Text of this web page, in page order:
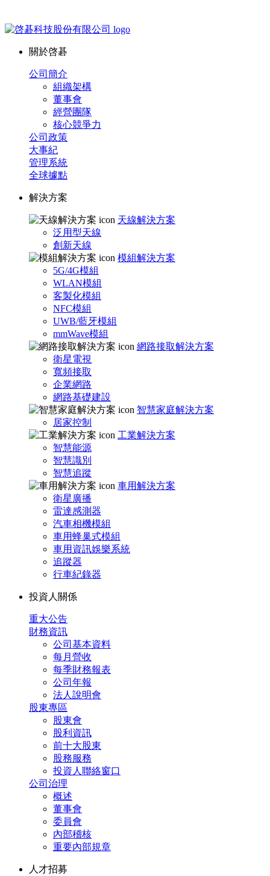
關於啓碁
公司簡介
組織架構
董事會
經營團隊
核心競爭力
公司政策
大事紀
管理系統
全球據點
解決方案
天線解決方案
泛用型天線
創新天線
模組解決方案
5G/4G模組
WLAN模組
客製化模組
NFC模組
UWB/藍牙模組
mmWave模組
網路接取解決方案
衛星電視
寬頻接取
企業網路
網路基礎建設
智慧家庭解決方案
居家控制
工業解決方案
智慧能源
智慧識別
智慧追蹤
車用解決方案
衛星廣播
雷達感測器
汽車相機模組
車用蜂巢式模組
車用資訊娛樂系統
追蹤器
行車紀錄器
投資人關係
重大公告
財務資訊
公司基本資料
每月營收
每季財務報表
公司年報
法人說明會
股東專區
股東會
股利資訊
前十大股東
股務服務
投資人聯絡窗口
公司治理
概述
董事會
委員會
內部稽核
重要內部規章
人才招募